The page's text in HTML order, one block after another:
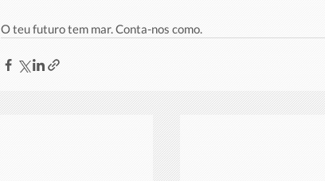
O teu futuro tem mar. Conta-nos como.